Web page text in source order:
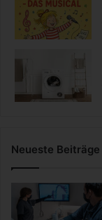
Neueste Beiträge